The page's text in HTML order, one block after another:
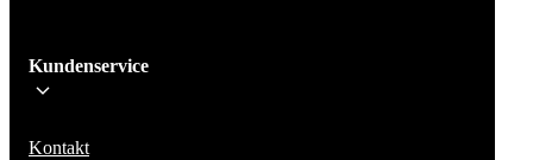
Bleib auf dem Laufenden über die neuesten Nachrichten, Kampagnen
Aktionen. Wir geben deine E-Mail-Adresse nicht weiter und versenden
Kundenservice
Kontakt